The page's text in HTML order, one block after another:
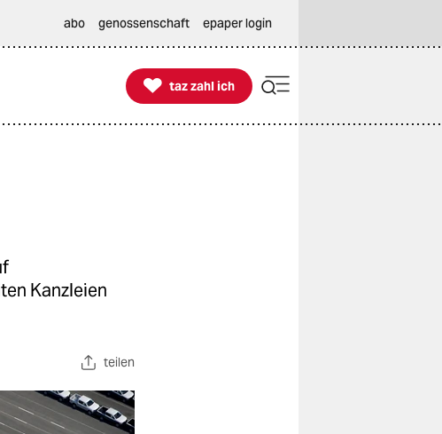
abo genossenschaft epaper login

taz zahl ich
taz zahl ich
Kanzleien
teilen